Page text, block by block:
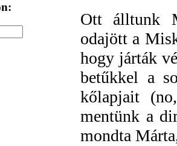
Ott álltunk
odajött a
hogy járták
betűkkel a
kőlapjait
mentünk a
mondta